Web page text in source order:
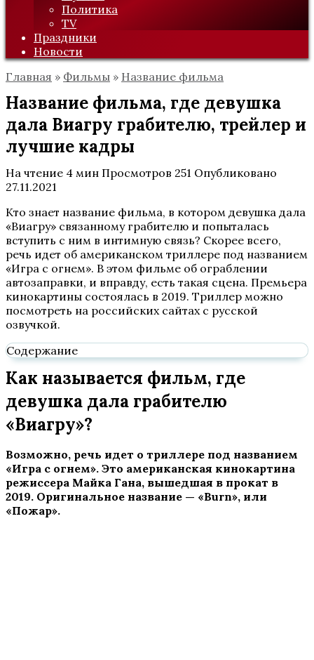
Политика
TV
Праздники
Новости
Главная » Фильмы » Название фильма
Название фильма, где девушка
дала Виагру грабителю, трейлер и
лучшие кадры
На чтение 4 мин Просмотров 251 Опубликовано
27.11.2021
Кто знает название фильма, в котором девушка дала
«Виагру» связанному грабителю и попыталась
вступить с ним в интимную связь? Скорее всего,
речь идет об американском триллере под названием
«Игра с огнем». В этом фильме об ограблении
автозаправки, и вправду, есть такая сцена. Премьера
кинокартины состоялась в 2019. Триллер можно
посмотреть на российских сайтах с русской
озвучкой.
Содержание
Как называется фильм, где
девушка дала грабителю
«Виагру»?
Возможно, речь идет о триллере под названием
«Игра с огнем». Это американская кинокартина
режиссера Майка Гана, вышедшая в прокат в
2019. Оригинальное название — «Burn», или
«Пожар».